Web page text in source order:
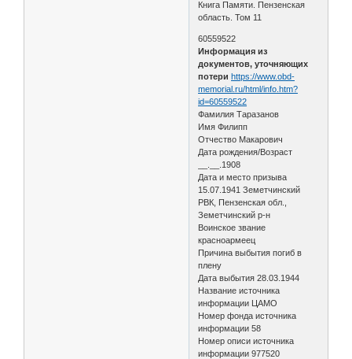
Книга Памяти. Пензенская
область. Том 11
60559522
Информация из
документов, уточняющих
потери https://www.obd-
memorial.ru/html/info.htm?
id=60559522
Фамилия Таразанов
Имя Филипп
Отчество Макарович
Дата рождения/Возраст
__.__.1908
Дата и место призыва
15.07.1941 Земетчинский
РВК, Пензенская обл.,
Земетчинский р-н
Воинское звание
красноармеец
Причина выбытия погиб в
плену
Дата выбытия 28.03.1944
Название источника
информации ЦАМО
Номер фонда источника
информации 58
Номер описи источника
информации 977520